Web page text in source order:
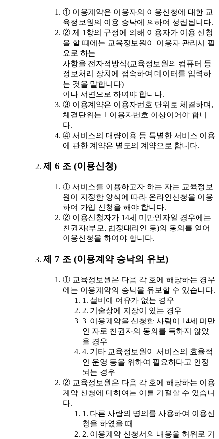
① 이용계약은 이용자의 이용신청에 대한 교
육정보원의 이용 승낙에 의하여 성립됩니다.
② 제 1항의 규정에 의해 이용자가 이용 신청
을 할 때에는 교육정보원이 이용자 관리시 필
요로 하는
사항을 전자적방식(교육정보원의 컴퓨터 등
정보처리 장치에 접속하여 데이터를 입력하
는 것을 말합니다)
이나 서면으로 하여야 합니다.
③ 이용계약은 이용자번호 단위로 체결하며,
체결단위는 1 이용자번호 이상이어야 합니
다.
④ 서비스의 대량이용 등 특별한 서비스 이용
에 관한 계약은 별도의 계약으로 합니다.
제 6 조 (이용신청)
① 서비스를 이용하고자 하는 자는 교육정보
원이 지정한 양식에 따라 온라인신청을 이용
하여 가입 신청을 해야 합니다.
② 이용신청자가 14세 미만인자일 경우에는
친권자(부모, 법정대리인 등)의 동의를 얻어
이용신청을 하여야 합니다.
제 7 조 (이용계약 승낙의 유보)
① 교육정보원은 다음 각 호에 해당하는 경우
에는 이용계약의 승낙을 유보할 수 있습니다.
1. 설비에 여유가 없는 경우
2. 기술상에 지장이 있는 경우
3. 이용계약을 신청한 사람이 14세 미만
인 자로 친권자의 동의를 득하지 않았
을 경우
4. 기타 교육정보원이 서비스의 효율적
인 운영 등을 위하여 필요하다고 인정
되는 경우
② 교육정보원은 다음 각 호에 해당하는 이용
계약 신청에 대하여는 이를 거절할 수 있습니
다.
1. 다른 사람의 명의를 사용하여 이용신
청을 하였을 때
2. 이용계약 신청서의 내용을 허위로 기